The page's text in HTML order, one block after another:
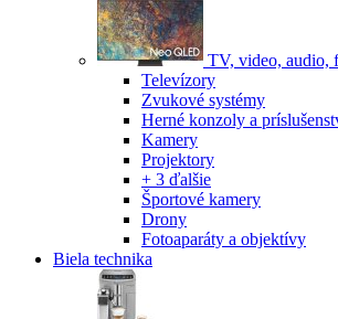
TV, video, audio,
Televízory
Zvukové systémy
Herné konzoly a
Kamery
Projektory
+ 3 ďalšie
Športové kamery
Drony
Fotoaparáty a objektívy
Biela technika